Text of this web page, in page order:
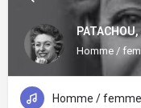
Homme /
Homme /